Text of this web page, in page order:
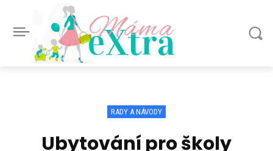
eXtra
Máma
RADY A NÁVODY
Ubytování pro školy